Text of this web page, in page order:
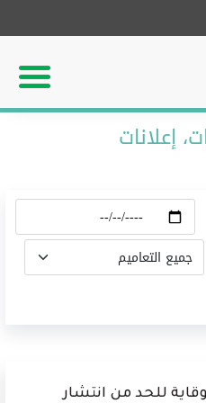
إعلانات
للحد من انتشار